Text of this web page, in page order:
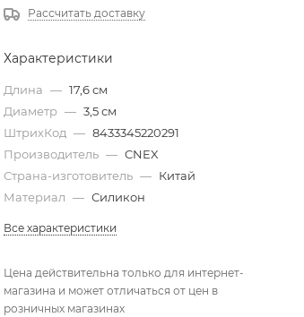
Рассчитать доставку
Характеристики
Длина — 17,6 см
Диаметр — 3,5 см
ШтрихКод — 8433345220291
Производитель — CNEX
Страна-изготовитель — Китай
Материал — Силикон
Все характеристики
Цена действительна только для интернет-
магазина и может отличаться от цен в
розничных магазинах